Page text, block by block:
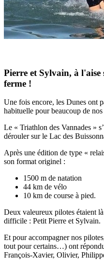
Pierre et Sylvain, à
ferme !
Une fois encore, les Dunes ont
habituelle pour beaucoup de
Le « Triathlon des Vannades »
dérouler sur le Lac des
Après une édition de type «
son format originel :
1500 m de natation
44 km de vélo
10 km de course à pied.
Deux valeureux pilotes étaient
difficile : Petit Pierre et Sylvain.
Et pour accompagner nos
tout pour certains…) ont
François-Xavier, Olivier,